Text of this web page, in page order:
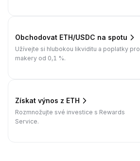
Obchodovat ETH/USDC na spotu
Užívejte si hlubokou likviditu a poplatky pro
makery od 0,1 %.
Získat výnos z ETH
Rozmnožujte své investice s Rewards
Service.